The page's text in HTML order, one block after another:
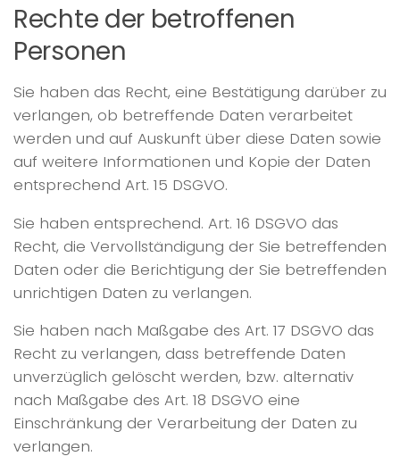
Rechte der betroffenen
Personen
Sie haben das Recht, eine Bestätigung darüber zu
verlangen, ob betreffende Daten verarbeitet
werden und auf Auskunft über diese Daten sowie
auf weitere Informationen und Kopie der Daten
entsprechend Art. 15 DSGVO.
Sie haben entsprechend. Art. 16 DSGVO das
Recht, die Vervollständigung der Sie betreffenden
Daten oder die Berichtigung der Sie betreffenden
unrichtigen Daten zu verlangen.
Sie haben nach Maßgabe des Art. 17 DSGVO das
Recht zu verlangen, dass betreffende Daten
unverzüglich gelöscht werden, bzw. alternativ
nach Maßgabe des Art. 18 DSGVO eine
Einschränkung der Verarbeitung der Daten zu
verlangen.